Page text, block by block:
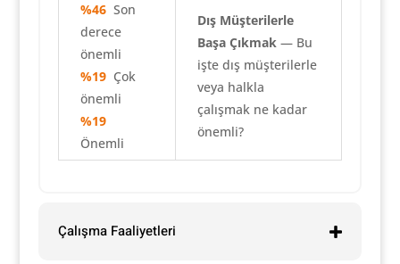
%46Son
derece
önemli
%19Çok
önemli
%19
Önemli
Dış Müşterilerle
Başa Çıkmak— Bu
işte dış müşterilerle
veya halkla
çalışmak ne kadar
önemli?
Çalışma Faaliyetleri